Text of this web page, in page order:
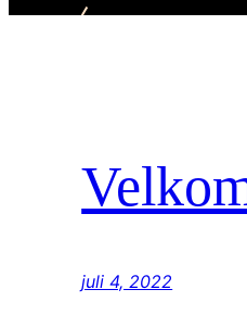
juli 4, 2022